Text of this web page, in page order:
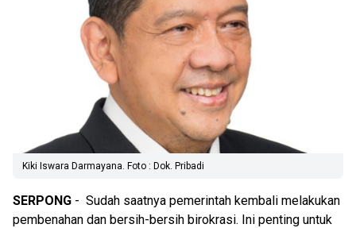
Kiki Iswara Darmayana. Foto : Dok. Pribadi
SERPONG - Sudah saatnya pemerintah kembali melakukan
pembenahan dan bersih-bersih birokrasi. Ini penting untuk